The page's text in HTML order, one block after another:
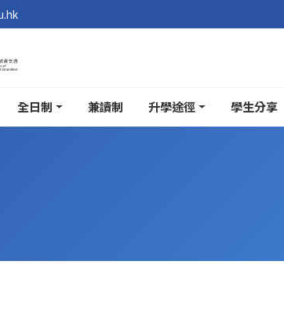
全日制 兼讀制 升學途徑 學生分享